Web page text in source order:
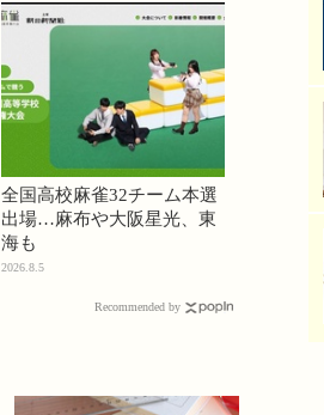
全国高校麻雀32チーム本選
出場…麻布や大阪星光、東
海も
2026.8.5
Recommended by